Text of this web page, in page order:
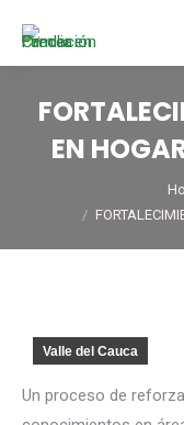
EN
Valle del Cauca
Un proceso de